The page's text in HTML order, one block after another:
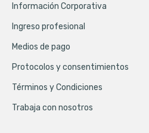
Información Corporativa
Ingreso profesional
Medios de pago
Protocolos y consentimientos
Términos y Condiciones
Trabaja con nosotros